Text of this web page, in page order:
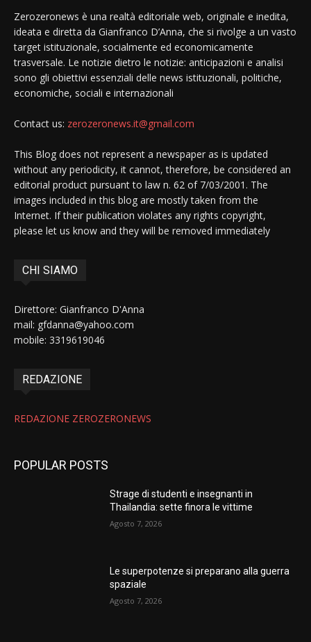
Zerozeronews è una realtà editoriale web, originale e inedita,
ideata e diretta da Gianfranco D’Anna, che si rivolge a un vasto
target istituzionale, socialmente ed economicamente
trasversale. Le notizie dietro le notizie: anticipazioni e analisi
sono gli obiettivi essenziali delle news istituzionali, politiche,
economiche, sociali e internazionali
Contact us: zerozeronews.it@gmail.com
This Blog does not represent a newspaper as is updated
without any periodicity, it cannot, therefore, be considered an
editorial product pursuant to law n. 62 of 7/03/2001. The
images included in this blog are mostly taken from the
Internet. If their publication violates any rights copyright,
please let us know and they will be removed immediately
CHI SIAMO
Direttore: Gianfranco D'Anna
mail: gfdanna@yahoo.com
mobile: 3319619046
REDAZIONE
REDAZIONE ZEROZERONEWS
POPULAR POSTS
Strage di studenti e insegnanti in
Thailandia: sette finora le vittime
Agosto 7, 2026
Le superpotenze si preparano alla guerra
spaziale
Agosto 7, 2026